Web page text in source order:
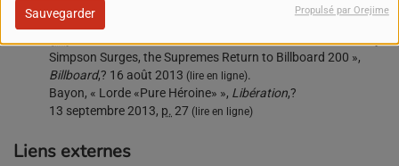
Sauvegarder Propulsé par Orejime
(en) Jess Etheridge, « Singer now on centre stage »
Stuff.co.nz
Simpson Surges, the Supremes Return to Billboard 200 »,
Billboard,? 16 août 2013 (lire en ligne).
Bayon, « Lorde «Pure Héroine» », Libération,?
13 septembre 2013, p. 27 (lire en ligne)
Liens externes